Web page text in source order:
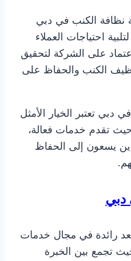
نظافة الكنب في دبي
احتياجات العملاء
على الشركة لتحقيق
الكنب والحفاظ على
دبي تعتبر الخيار الأمثل
تقدم خدمات فعالة،
يسعون إلى الحفاظ
دبي
رائدة في مجال خدمات
تجمع بين الخبرة